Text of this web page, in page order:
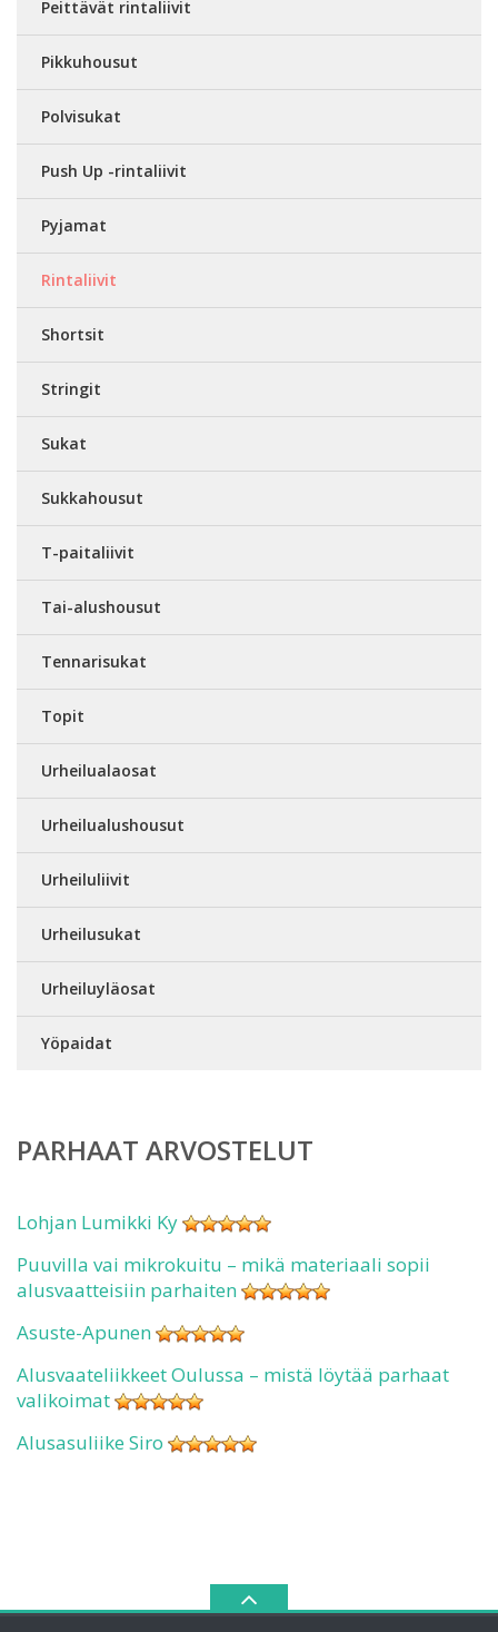
Peittävät rintaliivit
Pikkuhousut
Polvisukat
Push Up -rintaliivit
Pyjamat
Rintaliivit
Shortsit
Stringit
Sukat
Sukkahousut
T-paitaliivit
Tai-alushousut
Tennarisukat
Topit
Urheilualaosat
Urheilualushousut
Urheiluliivit
Urheilusukat
Urheiluyläosat
Yöpaidat
PARHAAT ARVOSTELUT
Lohjan Lumikki Ky
Puuvilla vai mikrokuitu – mikä materiaali sopii
alusvaatteisiin parhaiten
Asuste-Apunen
Alusvaateliikkeet Oulussa – mistä löytää parhaat
valikoimat
Alusasuliike Siro